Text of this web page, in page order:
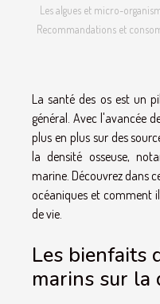
Les algues et micro-
Recommandations et
La santé des os est un
général. Avec l'avancée
plus en plus sur des
la densité osseuse,
marine. Découvrez dans
océaniques et comment
de vie.
Les bienfaits
marins sur la